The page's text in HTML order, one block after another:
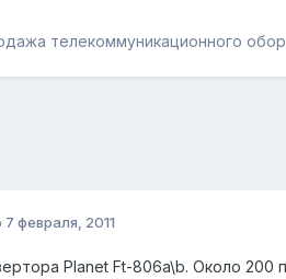
телекоммуникационного
7 февраля, 2011
Planet Ft-806a\b. Около 200